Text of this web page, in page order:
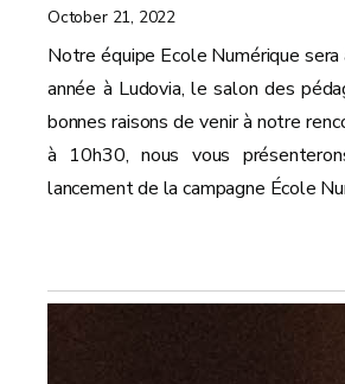
October 21, 2022
Notre équipe Ecole Numérique
année à Ludovia, le salon des
bonnes raisons de venir à notre
à 10h30, nous vous
lancement de la campagne École